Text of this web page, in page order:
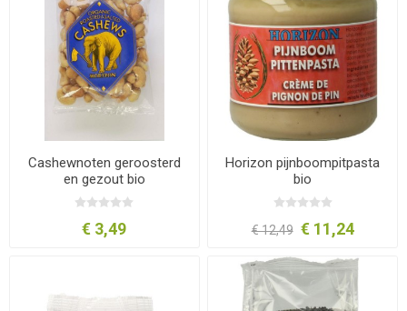
Cashewnoten geroosterd
en gezout bio
€ 3,49
Horizon pijnboompitpasta
bio
€ 12,49 € 11,24